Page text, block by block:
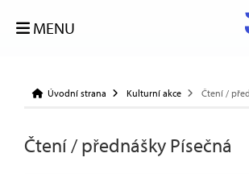
MENU
Úvodní strana Kulturní akce Čtení /
Čtení / přednášky Písečná